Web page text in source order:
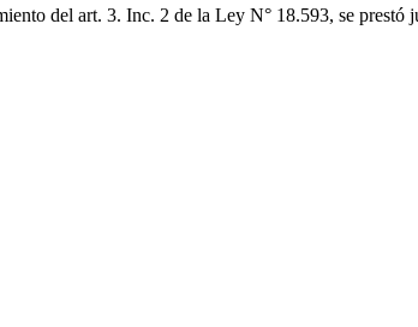
del art. 3. Inc. 2 de la Ley N° 18.593, se prestó